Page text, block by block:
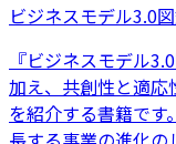
ビジネスモデル3.0
『ビジネスモデル
加え、共創性と適
を紹介する書籍で